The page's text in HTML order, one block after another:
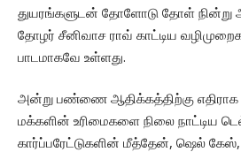
துயரங்களுடன் தோளோடு தோள் நின்று
தோழர் சீனிவாச ராவ் காட்டிய
பாடமாகவே உள்ளது.
அன்று பண்ணை ஆதிக்கத்திற்கு எதிராக
மக்களின் உரிமைகளை நிலை நாட்டிய
கார்ப்பரேட்டுகளின் மீத்தேன், ஷெல் கேஸ்,